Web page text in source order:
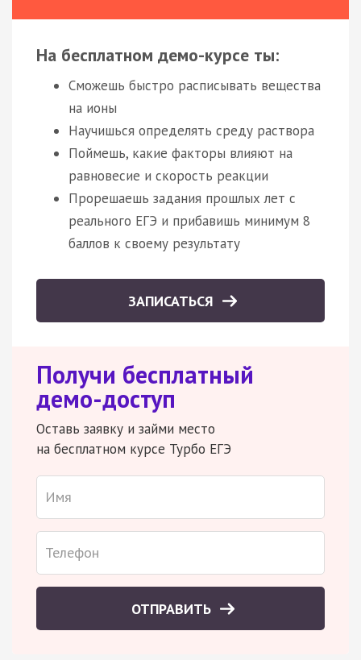
На бесплатном демо-курсе ты:
Сможешь быстро расписывать вещества
на ионы
Научишься определять среду раствора
Поймешь, какие факторы влияют на
равновесие и скорость реакции
Прорешаешь задания прошлых лет с
реального ЕГЭ и прибавишь минимум 8
баллов к своему результату
ЗАПИСАТЬСЯ
Получи бесплатный
демо-доступ
Оставь заявку и займи место
на бесплатном курсе Турбо ЕГЭ
ОТПРАВИТЬ